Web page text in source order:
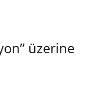
üzerine